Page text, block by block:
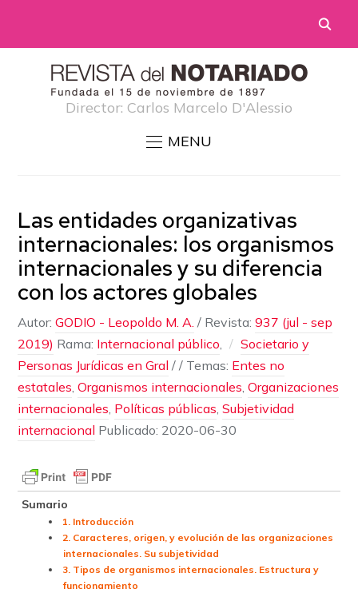
Director: Carlos Marcelo D'Alessio
MENU
Las entidades organizativas
internacionales: los organismos
internacionales y su diferencia
con los actores globales
Autor:GODIO - Leopoldo M. A. / Revista: 937 (jul - sep
2019) Rama: Internacional público,
Societario y
Personas Jurídicas en Gral // Temas: Entes no
estatales,Organismos internacionales,Organizaciones
internacionales, Políticas públicas,Subjetividad
internacional Publicado: 2020-06-30
Sumario
1. Introducción
2. Caracteres, origen, y evolución de las organizaciones
internacionales. Su subjetividad
3. Tipos de organismos internacionales. Estructura y
funcionamiento